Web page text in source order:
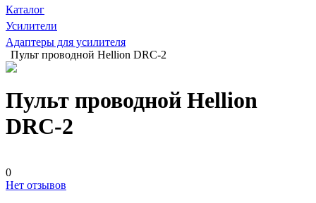
Каталог
Усилители
Адаптеры для усилителя
Пульт проводной Hellion DRC-2
Пульт проводной Hellion
DRC-2
0
Нет отзывов